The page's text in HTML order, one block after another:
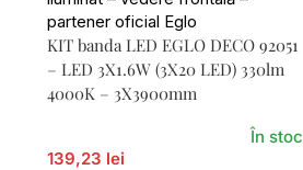
KIT banda LED EGLO DECO 92051
– LED 3X1.6W (3X20 LED) 330lm
4000K – 3X3900mm
139,23 lei
În stoc